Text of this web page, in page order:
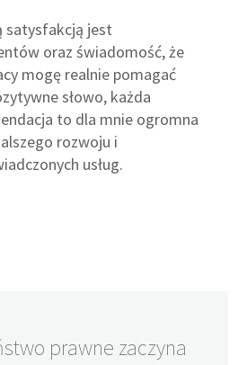
satysfakcją jest
oraz świadomość, że
mogę realnie pomagać
słowo, każda
to dla mnie ogromna
rozwoju i
usług.
prawne zaczyna